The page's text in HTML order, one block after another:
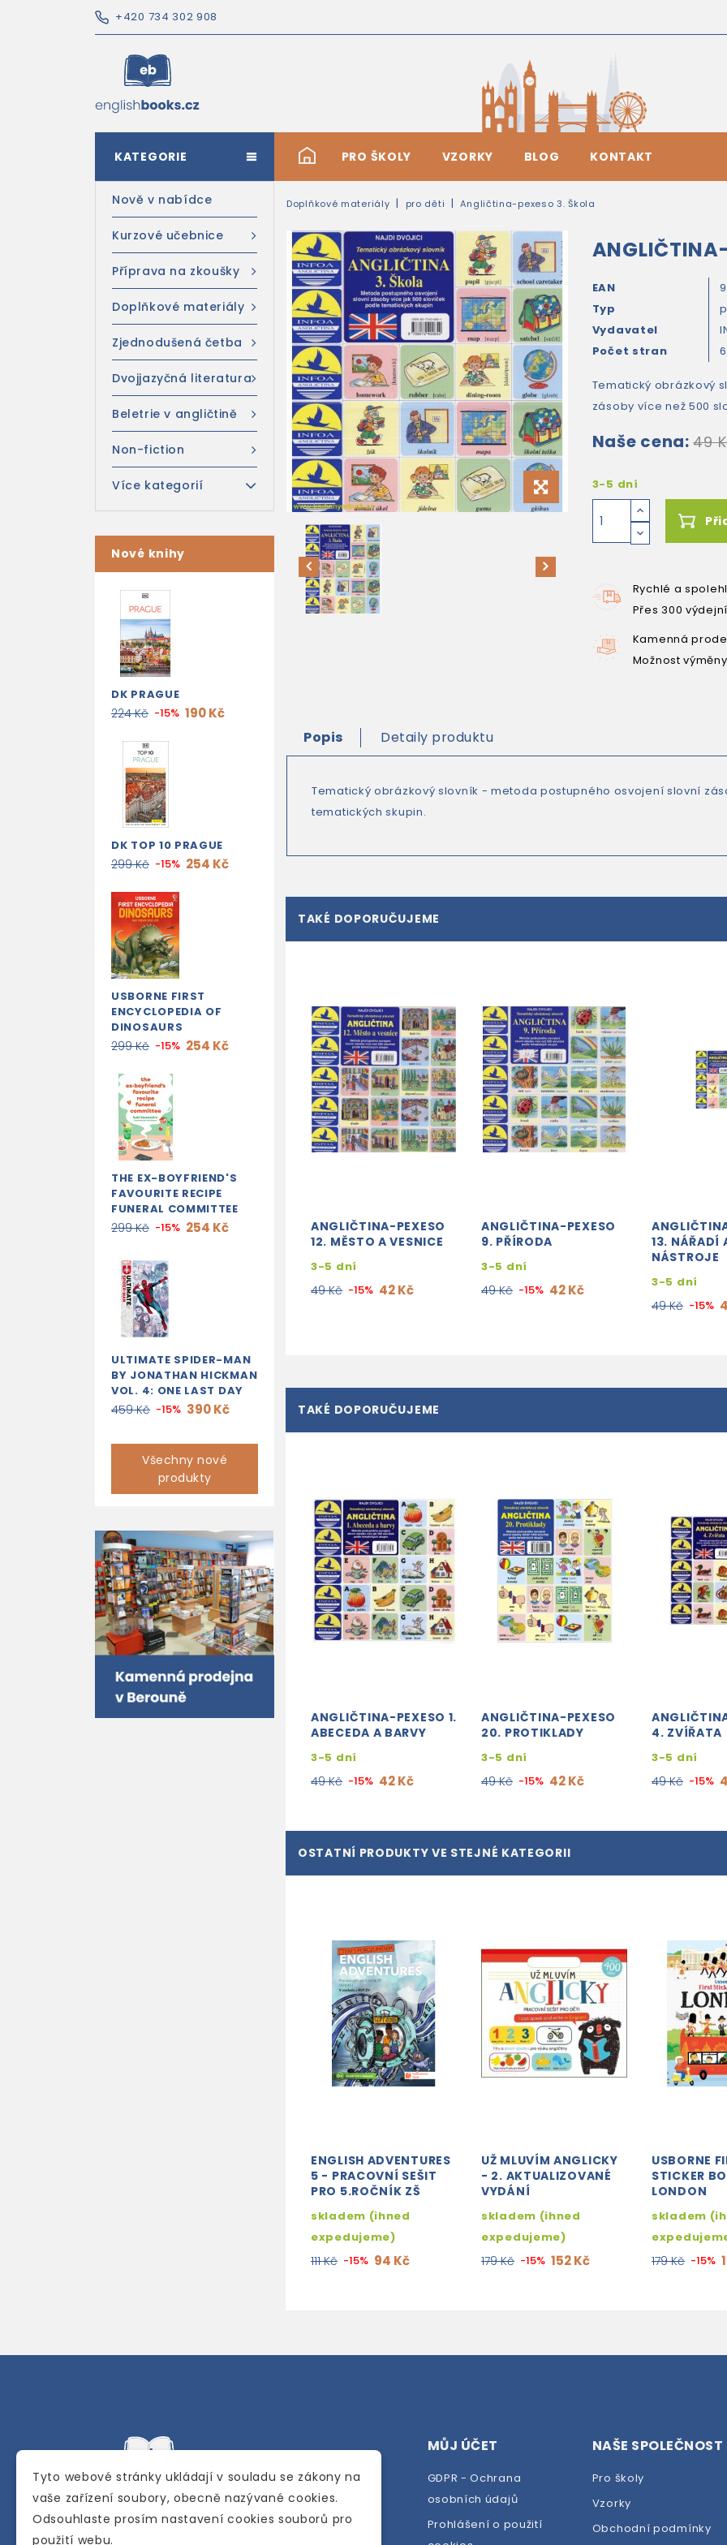
+420 734 302 908
# PRO ŠKOLY VZORKY BLOG KONTAKT
KATEGORIE
Nově v nabídce
Kurzové učebnice
Příprava na zkoušky
Doplňkové materiály
Zjednodušená četba
Dvojjazyčná literatura
Beletrie v angličtině
Non-fiction
Více kategorií
Nové knihy
DK PRAGUE
224 Kč -15% 190 Kč
DK TOP 10 PRAGUE
299 Kč -15% 254 Kč
USBORNE FIRST
ENCYCLOPEDIA OF
DINOSAURS
299 Kč -15% 254 Kč
THE EX-BOYFRIEND'S
FAVOURITE RECIPE
FUNERAL COMMITTEE
299 Kč -15% 254 Kč
ULTIMATE SPIDER-MAN
BY JONATHAN HICKMAN
VOL. 4: ONE LAST DAY
459 Kč -15% 390 Kč
Všechny nové
produkty
Doplňkové materiály pro děti Angličtina-pexeso 3. Škola
EAN
Typ
Vydavatel
Počet stran
6
Tematický obrázkový
zásoby více než 500
Naše cena: 49
3-5 dní
Rychlé a
Přes 300
Kamenná
Možnost
Popis Detaily produktu
Tematický obrázkový slovník - metoda postupného osvojení slovní
tematických skupin.
TAKÉ DOPORUČUJEME
ANGLIČTINA-PEXESO
12. MĚSTO A VESNICE
3-5 dní
49 Kč -15% 42 Kč
ANGLIČTINA-PEXESO
9. PŘÍRODA
3-5 dní
49 Kč -15% 42 Kč
13. NÁŘADÍ
NÁSTROJE
3-5 dní
49 Kč -15%
TAKÉ DOPORUČUJEME
ANGLIČTINA-PEXESO 1.
ABECEDA A BARVY
3-5 dní
49 Kč -15% 42 Kč
ANGLIČTINA-PEXESO
20. PROTIKLADY
3-5 dní
49 Kč -15% 42 Kč
4. ZVÍŘATA
3-5 dní
49 Kč -15%
OSTATNÍ PRODUKTY VE STEJNÉ KATEGORII
ENGLISH ADVENTURES
5 - PRACOVNÍ SEŠIT
PRO 5.ROČNÍK ZŠ
skladem (ihned
expedujeme)
111 Kč -15% 94 Kč
UŽ MLUVÍM ANGLICKY
- 2. AKTUALIZOVANÉ
VYDÁNÍ
skladem (ihned
expedujeme)
179 Kč -15% 152 Kč
USBORNE
STICKER
LONDON
skladem
179 Kč -15%
Internetové a kamenné knihkupectví se
MŮJ ÚČET
GDPR - Ochrana
osobních údajů
Prohlášení o použití
NAŠE SPOLEČNOST
Pro školy
Vzorky
Obchodní podmínky
Tyto webové stránky ukládají v souladu se zákony na
vaše zařízení soubory, obecně nazývané cookies.
Odsouhlaste prosím nastavení cookies souborů pro
použití webu.